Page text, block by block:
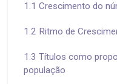
1.1 Crescimento do
1.2 Ritmo de
1.3 Títulos como
população